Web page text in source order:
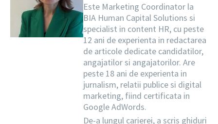
Este Marketing Coordinator la
BIA Human Capital Solutions si
specialist in content HR, cu peste
12 ani de experienta in redactarea
de articole dedicate candidatilor,
angajatilor si angajatorilor. Are
peste 18 ani de experienta in
jurnalism, relatii publice si digital
marketing, fiind certificata in
Google AdWords.
De-a lungul carierei, a scris ghiduri